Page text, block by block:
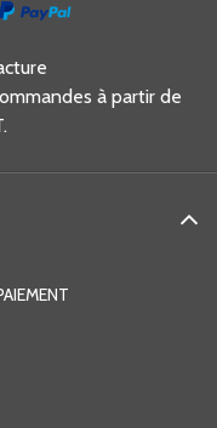
à partir de